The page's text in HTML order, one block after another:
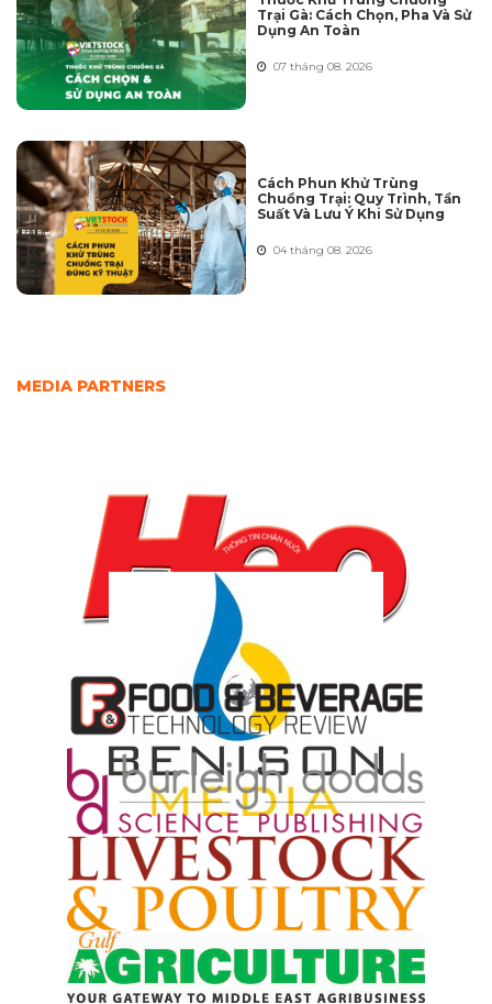
Trại Gà: Cách Chọn, Pha Và Sử
Dụng An Toàn
07 tháng 08. 2026
Cách Phun Khử Trùng
Chuồng Trại: Quy Trình, Tần
Suất Và Lưu Ý Khi Sử Dụng
04 tháng 08. 2026
MEDIA PARTNERS